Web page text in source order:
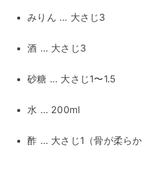
みりん … 大さじ3
酒 … 大さじ3
砂糖 … 大さじ1〜1.5
水 … 200ml
酢 … 大さじ1（骨が柔らか